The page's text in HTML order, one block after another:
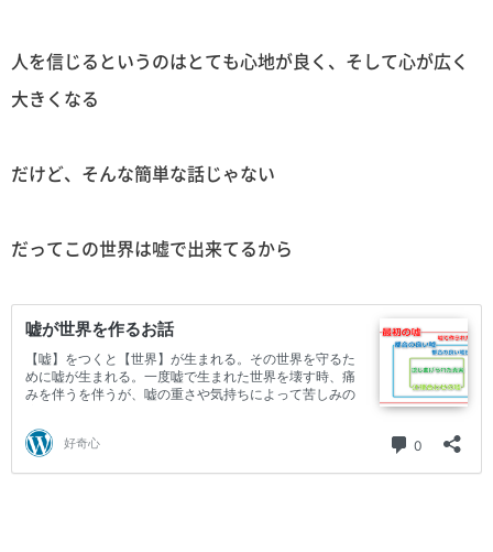
人を信じるというのはとても心地が良く、そして心が広く
大きくなる
だけど、そんな簡単な話じゃない
だってこの世界は嘘で出来てるから